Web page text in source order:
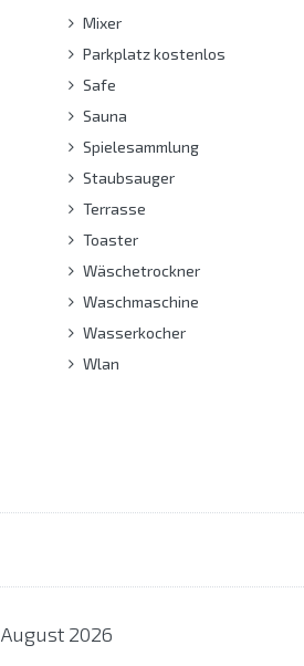
Mixer
Parkplatz kostenlos
Safe
Sauna
Spielesammlung
Staubsauger
Terrasse
Toaster
Wäschetrockner
Waschmaschine
Wasserkocher
Wlan
August 2026